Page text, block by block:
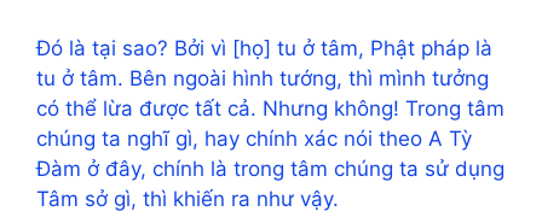
Đó là tại sao? Bởi vì [họ] tu ở tâm, Phật pháp là
tu ở tâm. Bên ngoài hình tướng, thì mình tưởng
có thể lừa được tất cả. Nhưng không! Trong tâm
chúng ta nghĩ gì, hay chính xác nói theo A Tỳ
Đàm ở đây, chính là trong tâm chúng ta sử dụng
Tâm sở gì, thì khiến ra như vậy.